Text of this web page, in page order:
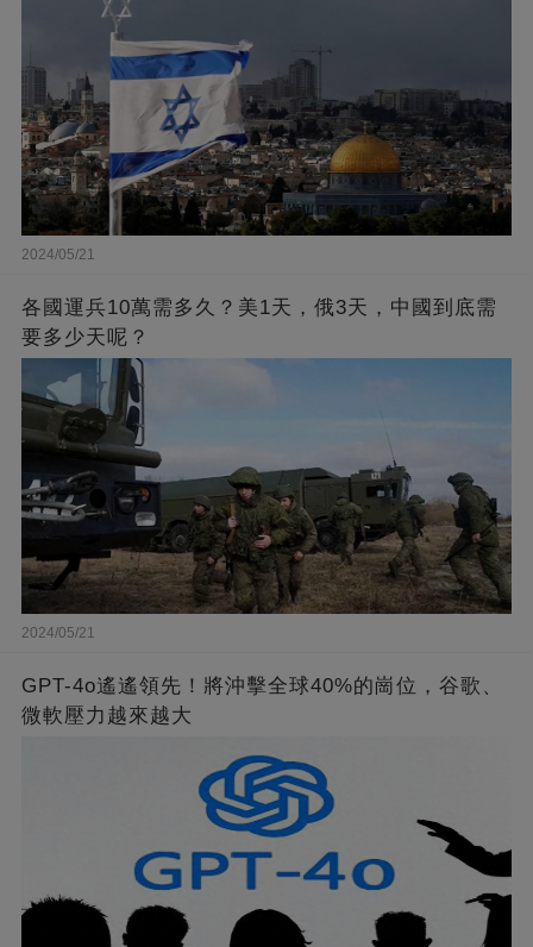
2024/05/21
各國運兵10萬需多久？美1天，俄3天，中國到底需
要多少天呢？
2024/05/21
GPT-4o遙遙領先！將沖擊全球40%的崗位，谷歌、
微軟壓力越來越大